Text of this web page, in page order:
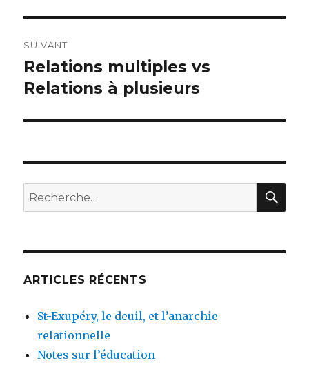
SUIVANT
Article
suivant :
Relations multiples vs
Relations à plusieurs
Recherche
pour
ARTICLES RÉCENTS
St-Exupéry, le deuil, et l’anarchie
relationnelle
Notes sur l’éducation